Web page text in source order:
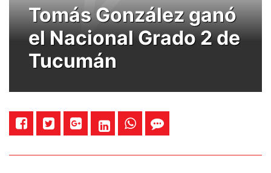
Tomás González ganó
el Nacional Grado 2 de
Tucumán